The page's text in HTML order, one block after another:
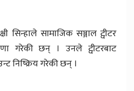
सिन्हाले सामाजिक सञ्जाल ट्वीटर
गरेकी छन् । उनले ट्वीटरबाट
निष्क्रिय गरेकी छन् ।